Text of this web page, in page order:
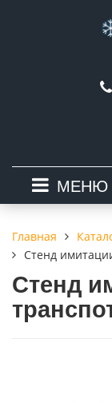
МЕНЮ
Главная
Стенд
Стенд